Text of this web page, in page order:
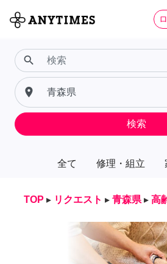
全て 修理・組立
search
place
検索
TOP ▸ リクエスト ▸ 青森県 ▸ 高